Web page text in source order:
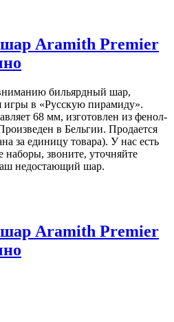
Aramith Premier
бильярдный шар,
игры в «Русскую пирамиду».
68 мм, изготовлен из фенол-
в Бельгии. Продается
за единицу товара). У нас есть
наборы, звоните, уточняйте
недостающий шар.
Aramith Premier